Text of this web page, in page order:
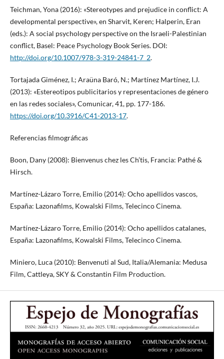
Teichman, Yona (2016): «Stereotypes and prejudice in conflict: A
developmental perspective», en Sharvit, Keren; Halperin, Eran
(eds.): A social psychology perspective on the Israeli-Palestinian
conflict, Basel: Peace Psychology Book Series. DOI:
http://doi.org/10.1007/978-3-319-24841-7_2.
Tortajada Giménez, I.; Araüna Baró, N.; Martínez Martínez, I.J.
(2013): «Estereotipos publicitarios y representaciones de género
en las redes sociales», Comunicar, 41, pp. 177-186.
https://doi.org/10.3916/C41-2013-17.
Referencias filmográficas
Boon, Dany (2008): Bienvenus chez les Ch’tis, Francia: Pathé &
Hirsch.
Martínez-Lázaro Torre, Emilio (2014): Ocho apellidos vascos,
España: Lazonafilms, Kowalski Films, Telecinco Cinema.
Martínez-Lázaro Torre, Emilio (2014): Ocho apellidos catalanes,
España: Lazonafilms, Kowalski Films, Telecinco Cinema.
Miniero, Luca (2010): Benvenuti al Sud, Italia/Alemania: Medusa
Film, Cattleya, SKY & Constantin Film Production.